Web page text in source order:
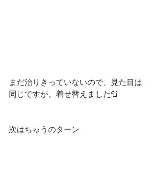
まだ治りきっていないので、見た目は
同じですが、着せ替えました👕
次はちゅうのターン